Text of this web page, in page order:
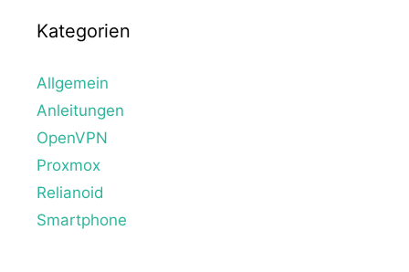
Kategorien
Allgemein
Anleitungen
OpenVPN
Proxmox
Relianoid
Smartphone